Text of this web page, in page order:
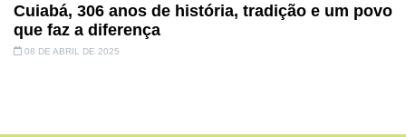
Cuiabá, 306 anos de história, tradição e um povo
que faz a diferença
08 DE ABRIL DE 2025